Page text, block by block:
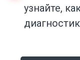
узнайте,